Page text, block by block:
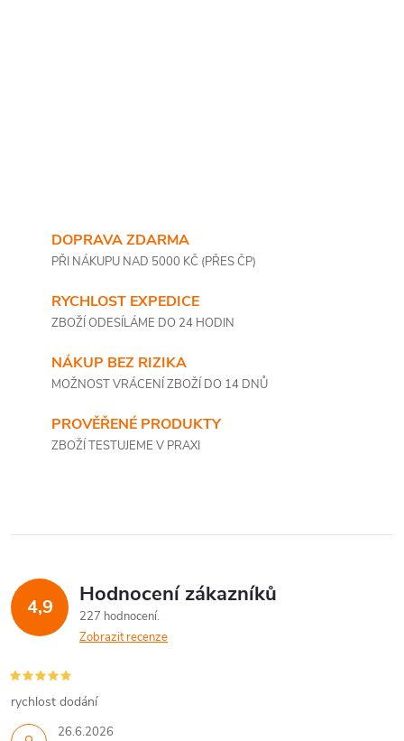
DOPRAVA ZDARMA
PŘI NÁKUPU NAD 5000 KČ (PŘES ČP)
RYCHLOST EXPEDICE
ZBOŽÍ ODESÍLÁME DO 24 HODIN
NÁKUP BEZ RIZIKA
MOŽNOST VRÁCENÍ ZBOŽÍ DO 14 DNŮ
PROVĚŘENÉ PRODUKTY
ZBOŽÍ TESTUJEME V PRAXI
4,9 Hodnocení zákazníků
227 hodnocení
Zobrazit recenze
26.6.2026
rychlost dodání